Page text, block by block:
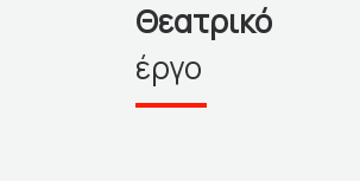
Θεατρικό
έργο